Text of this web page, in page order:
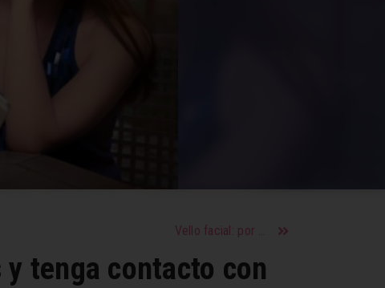
Vello facial: por qué sale y cómo eliminarlo
tenga contacto con